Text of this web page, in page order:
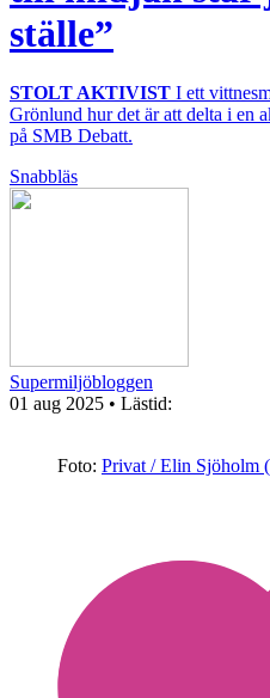
ställe”
STOLT AKTIVIST I ett
Grönlund hur det är att delta i en
på SMB Debatt.
Snabbläs
Supermiljöbloggen
01 aug 2025 • Lästid:
Foto: Privat / Elin Sjöholm